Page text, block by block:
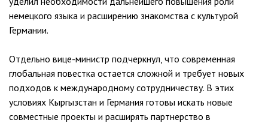
немецкого языка и расширению знакомства с культурой
Германии.
Отдельно вице-министр подчеркнул, что современная
глобальная повестка остается сложной и требует новых
подходов к международному сотрудничеству. В этих
условиях Кыргызстан и Германия готовы искать новые
совместные проекты и расширять партнерство в